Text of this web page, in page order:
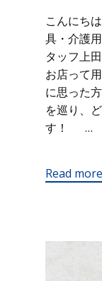
こんにち
具・介護
タッフ上
お店って
に思った
を巡り、
す！ …
Read more